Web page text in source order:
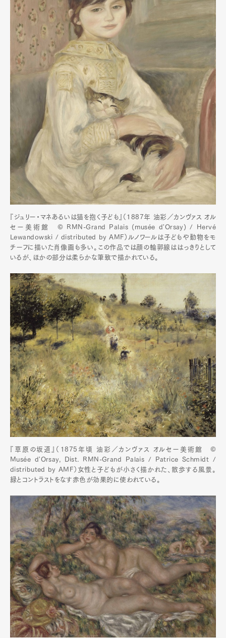
『ジュリー・マネあるいは猫を抱く子ども』（1887年 油彩／カンヴァス オル
セー美術館 © RMN-Grand Palais (musée d'Orsay) / Hervé
Lewandowski / distributed by AMF）ルノワールは子どもや動物をモ
チーフに描いた肖像画も多い。この作品では顔の輪郭線ははっきりとして
いるが、ほかの部分は柔らかな筆致で描かれている。
『草原の坂道』（1875年頃 油彩／カンヴァス オルセー美術館 ©
Musée d'Orsay, Dist. RMN-Grand Palais / Patrice Schmidt /
distributed by AMF）女性と子どもが小さく描かれた、散歩する風景。
緑とコントラストをなす赤色が効果的に使われている。